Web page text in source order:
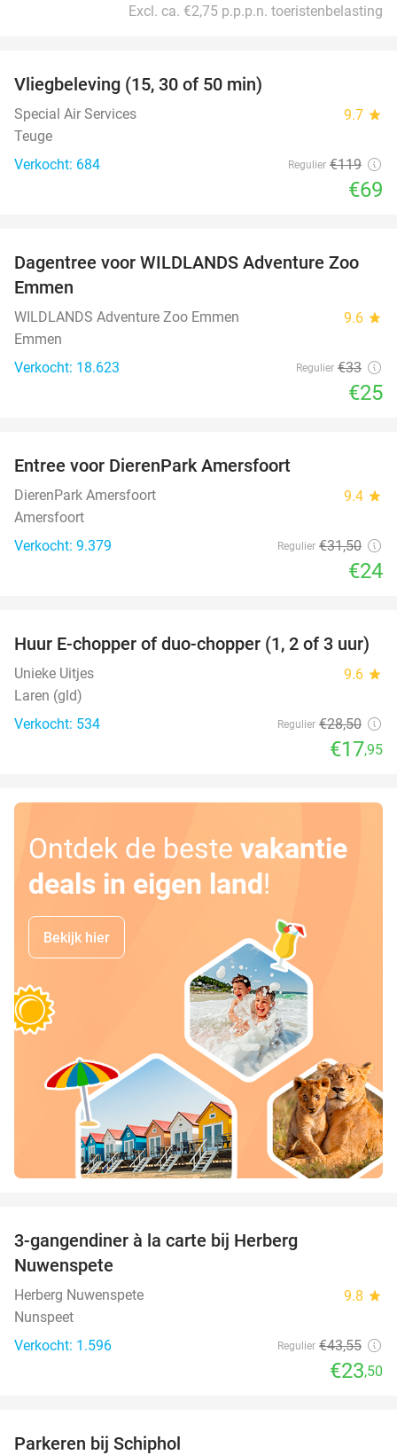
Excl. ca. €2,75 p.p.p.n. toeristenbelasting
Vliegbeleving (15, 30 of 50 min)
Special Air Services 9.7 star
Teuge
Verkocht: 684
Regulier €119
€69
24%
Dagentree voor WILDLANDS Adventure Zoo
Emmen
WILDLANDS Adventure Zoo Emmen 9.6 star
Emmen
Verkocht: 18.623
Regulier €33
€25
Entree voor DierenPark Amersfoort
DierenPark Amersfoort 9.4 star
Amersfoort
Verkocht: 9.379
Regulier €31,50
€24
37%
Huur E-chopper of duo-chopper (1, 2 of 3 uur)
Unieke Uitjes 9.6 star
Laren (gld)
Verkocht: 534
Regulier €28,50
€17,95
Ontdek de beste vakantie
deals in eigen land!
Bekijk hier
3-gangendiner à la carte bij Herberg
Nuwenspete
Herberg Nuwenspete 9.8 star
Nunspeet
Verkocht: 1.596
Regulier €43,55
€23,50
Parkeren bij Schiphol